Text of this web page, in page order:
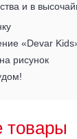
и в
«Devar
рисунок
товары